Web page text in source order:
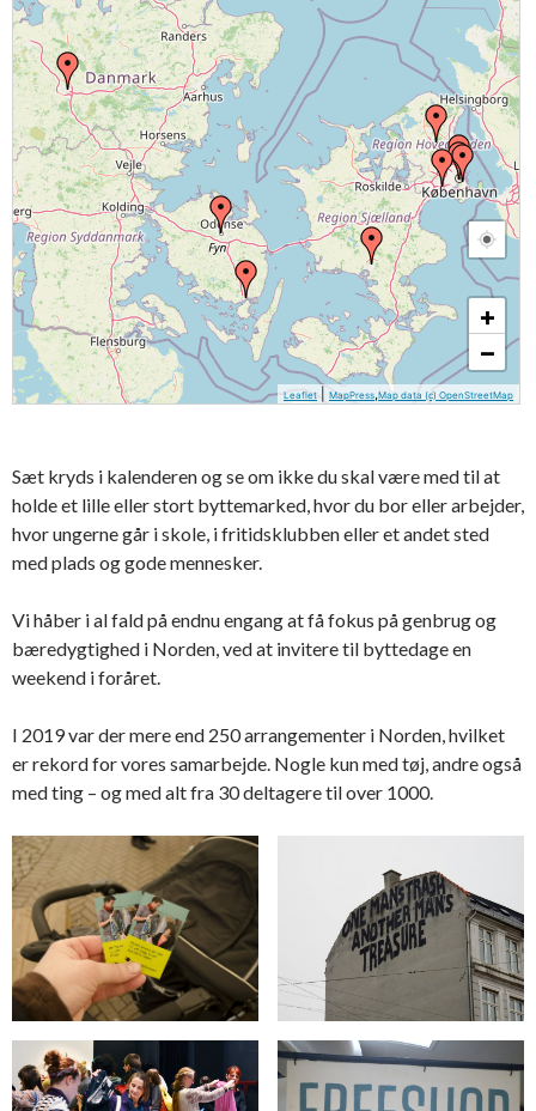
+
−
Leaflet MapPress,Map data (c) OpenStreetMap
Sæt kryds i kalenderen og se om ikke du skal være med til at
holde et lille eller stort byttemarked, hvor du bor eller arbejder,
hvor ungerne går i skole, i fritidsklubben eller et andet sted
med plads og gode mennesker.
Vi håber i al fald på endnu engang at få fokus på genbrug og
bæredygtighed i Norden, ved at invitere til byttedage en
weekend i foråret.
I 2019 var der mere end 250 arrangementer i Norden, hvilket
er rekord for vores samarbejde. Nogle kun med tøj, andre også
med ting – og med alt fra 30 deltagere til over 1000.